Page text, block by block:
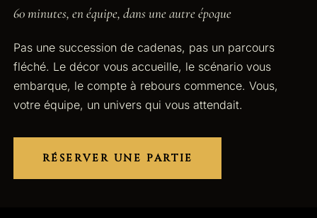
60 minutes, en équipe, dans une autre époque
Pas une succession de cadenas, pas un parcours
fléché. Le décor vous accueille, le scénario vous
embarque, le compte à rebours commence. Vous,
votre équipe, un univers qui vous attendait.
RÉSERVER UNE PARTIE